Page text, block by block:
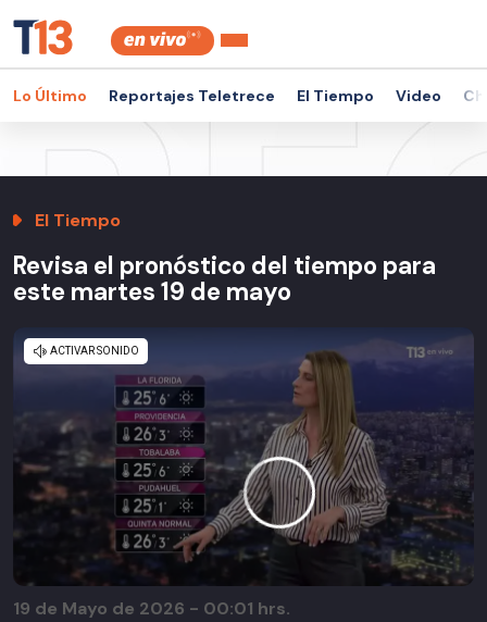
Lo Último Reportajes Teletrece El Tiempo Video
El Tiempo
Revisa el pronóstico del tiempo para
este martes 19 de mayo
19 de Mayo de 2026 - 00:01 hrs.